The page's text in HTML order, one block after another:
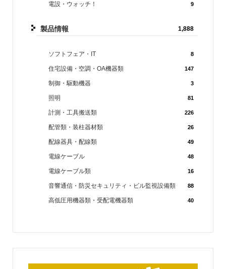
電設・ウォッチ！ 9
製品情報 1,888
ソフトフェア・IT 8
住宅設備・空調・OA機器類 147
制御・駆動機器 3
照明 81
計測・工具搬送類 226
配管類・装柱器材類 26
配線器具・配線類 49
電線ケーブル 48
電線ケーブル類 16
音響通信・防災セキュリティ・ビル監視設備類 88
高低圧用機器類・受配電機器類 40